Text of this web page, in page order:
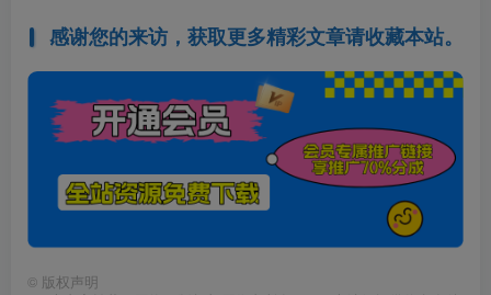
感谢您的来访，获取更多精彩文章请收藏本站。
© 版权声明